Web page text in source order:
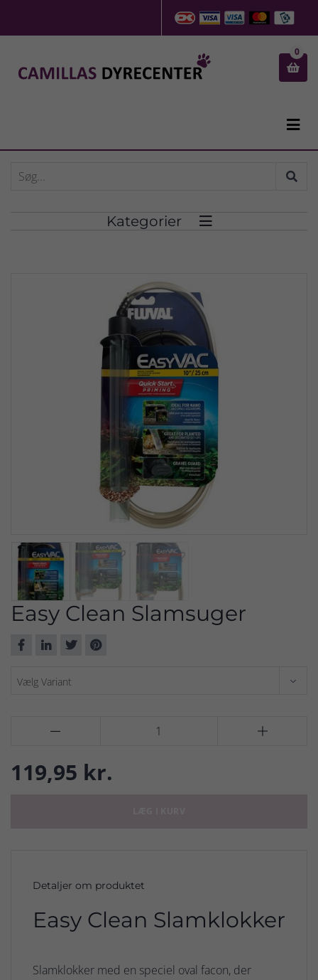

0

Kategorier 
Easy Clean Slamsuger
 
119,95 kr.
Detaljer om produktet
Easy Clean Slamklokker
Slamklokker med en speciel oval facon, der